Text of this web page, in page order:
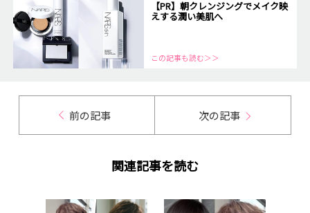
【PR】朝クレンジングでメイク映
えする潤い美肌へ
この記事も読む＞＞
前の記事 次の記事
関連記事を読む